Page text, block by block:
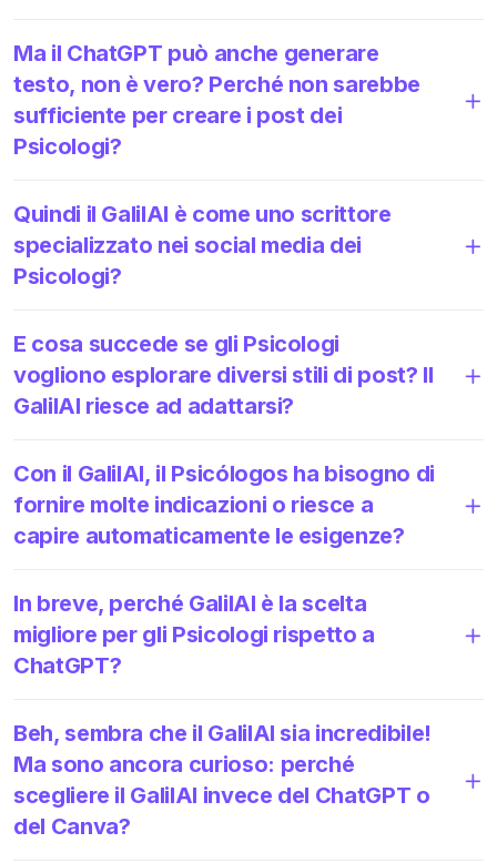
Ma il ChatGPT può anche generare
testo, non è vero? Perché non sarebbe
sufficiente per creare i post dei
Psicologi?
Quindi il GalilAI è come uno scrittore
specializzato nei social media dei
Psicologi?
E cosa succede se gli Psicologi
vogliono esplorare diversi stili di post? Il
GalilAI riesce ad adattarsi?
Con il GalilAI, il Psicólogos ha bisogno di
fornire molte indicazioni o riesce a
capire automaticamente le esigenze?
In breve, perché GalilAI è la scelta
migliore per gli Psicologi rispetto a
ChatGPT?
Beh, sembra che il GalilAI sia incredibile!
Ma sono ancora curioso: perché
scegliere il GalilAI invece del ChatGPT o
del Canva?